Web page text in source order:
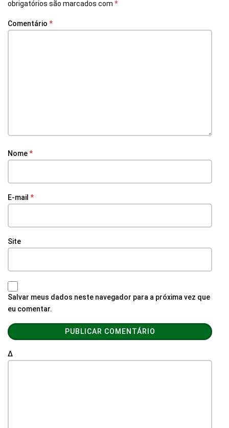
obrigatórios são marcados com *
Comentário *
Nome*
E-mail *
Site
Salvar meus dados neste navegador para a próxima vez que
eu comentar.
Δ